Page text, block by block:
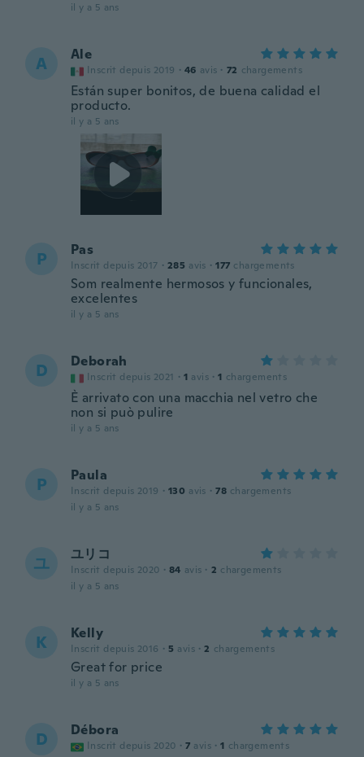
il y a 5 ans
A Ale
Inscrit depuis 2019 · 46 avis · 72 chargements
Están super bonitos, de buena calidad el
producto.
il y a 5 ans
P Pas
Inscrit depuis 2017 · 285 avis · 177 chargements
Som realmente hermosos y funcionales,
excelentes
il y a 5 ans
D Deborah
Inscrit depuis 2021 · 1 avis · 1 chargements
È arrivato con una macchia nel vetro che
non si può pulire
il y a 5 ans
P Paula
Inscrit depuis 2019 · 130 avis · 78 chargements
il y a 5 ans
ユ ユリコ
Inscrit depuis 2020 · 84 avis · 2 chargements
il y a 5 ans
K Kelly
Inscrit depuis 2016 · 5 avis · 2 chargements
Great for price
il y a 5 ans
D Débora
Inscrit depuis 2020 · 7 avis · 1 chargements